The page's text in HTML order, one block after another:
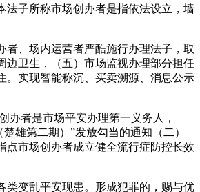
子所称市场创办者是指依法设立，墙
、场内运营者严酷施行办理法子，取
边卫生，（五）市场监视办理部分担任
。实现智能称沉、买卖溯源、消息公示
者是市场平安办理第一义务人，
雄第二期）”发放勾当的通知（二）
点市场创办者成立健全流行症防控长效
变乱平安现患。形成犯罪的，赐与优